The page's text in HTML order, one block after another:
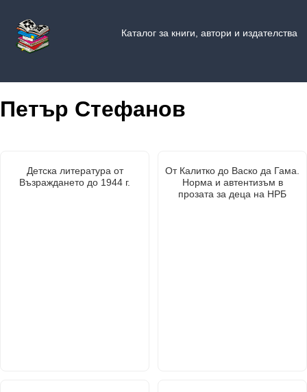
Каталог за книги, автори и издателства
Петър Стефанов
Детска литература от
Възраждането до 1944 г.
От Калитко до Васко да Гама.
Норма и автентизъм в
прозата за деца на НРБ